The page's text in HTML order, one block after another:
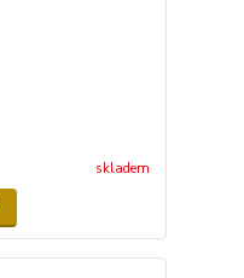
skladem